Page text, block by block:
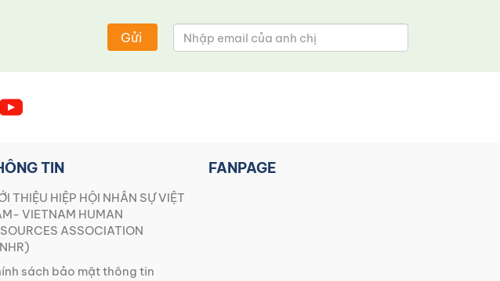
Gửi
TIN
THIỆU HIỆP HỘI NHÂN SỰ VIỆT
VIETNAM HUMAN
ASSOCIATION
sách bảo mật thông tin
FANPAGE